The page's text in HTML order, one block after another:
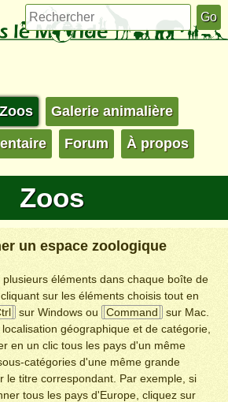
Zoos Galerie animalière
Forum À propos
Zoos
un espace zoologique
éléments dans chaque boîte de
sur les éléments choisis tout en
sur Windows ou Command
sur Mac.
géographique et de catégorie,
en un clic tous les pays d'un même
catégories d'une même grande
le titre correspondant. Par exemple, si
tous les pays d'Europe, cliquez sur